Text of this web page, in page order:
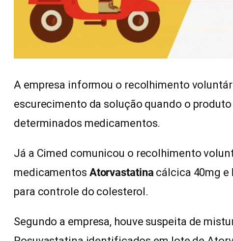
A empresa informou o recolhimento
escurecimento da solução quando o
determinados medicamentos.
Já a Cimed comunicou o recolhimento
medicamentos Atorvastatina cálcica 40mg e
para controle do colesterol.
Segundo a empresa, houve suspeita de